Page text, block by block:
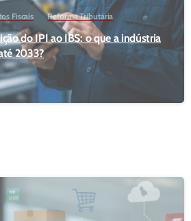
Fiscais Reforma Tributária
do IPI ao IBS: o que a indústria
2033?